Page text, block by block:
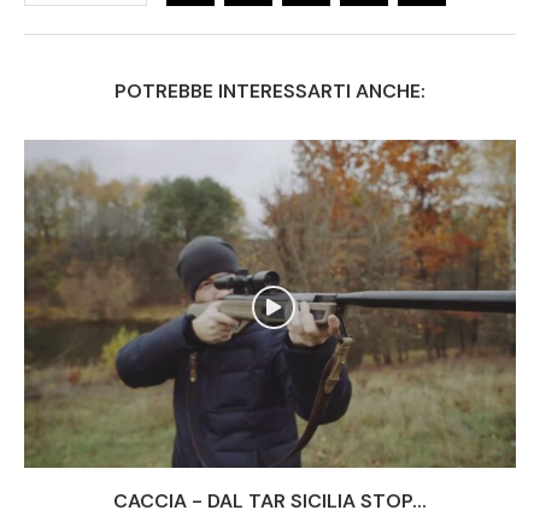
POTREBBE INTERESSARTI ANCHE:
CACCIA - DAL TAR SICILIA STOP...